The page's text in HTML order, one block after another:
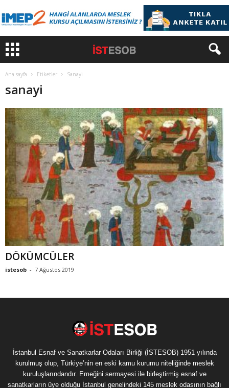
Ana sayfa Etiketler Sanayi
sanayi
DÖKÜMCÜLER
istesob - 7 Ağustos 2019
İstanbul Esnaf ve Sanatkarlar Odaları Birliği (İSTESOB) 1951 yılında
kurulmuş olup, Türkiye’nin en eski kamu kurumu niteliğinde meslek
kuruluşlarındandır. Emeğini sermayesi ile birleştirmiş esnaf ve
sanatkarların üye olduğu İstanbul genelindeki 145 meslek odasının bağlı